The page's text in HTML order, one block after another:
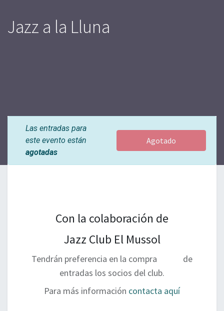
Jazz a la Lluna
Las entradas para
este evento están
agotadas
Agotado
Con la colaboración de
Jazz Club El Mussol
Tendrán preferencia en la compra de
entradas los socios del club.
Para más información contacta aquí